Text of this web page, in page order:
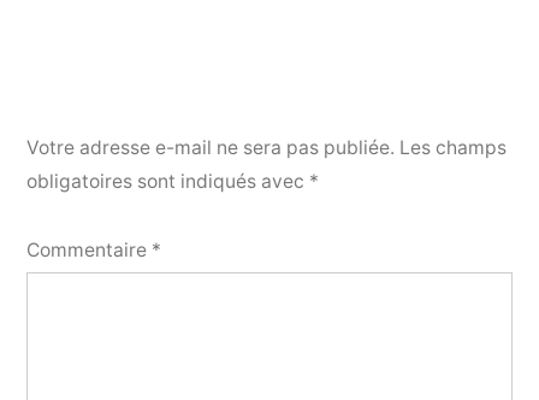
Votre adresse e-mail ne sera pas publiée. Les champs
obligatoires sont indiqués avec *
Commentaire *